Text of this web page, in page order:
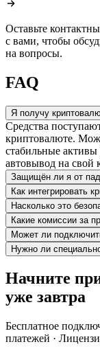
Оставьте
с вами, чтобы
на вопросы.
FAQ
Я получу
Средства
криптовалюте.
стабильные активы
автовывод на свой
Защищён ли я от
Как интегрировать
Насколько это
Какие комиссии за
Может ли
Нужно ли
Начните
уже завтра
Бесплатное
платежей ·